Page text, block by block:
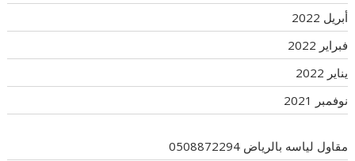
أبريل 2022
فبراير 2022
يناير 2022
نوفمبر 2021
مقاول لياسه بالرياض 0508872294